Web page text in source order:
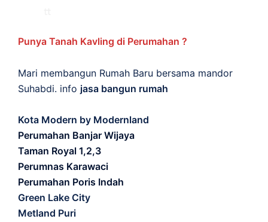
Punya Tanah Kavling di Perumahan ?
Mari membangun Rumah Baru bersama mandor
Suhabdi. info jasa bangun rumah
Kota Modern by Modernland
Perumahan Banjar Wijaya
Taman Royal 1,2,3
Perumnas Karawaci
Perumahan Poris Indah
Green Lake City
Metland Puri